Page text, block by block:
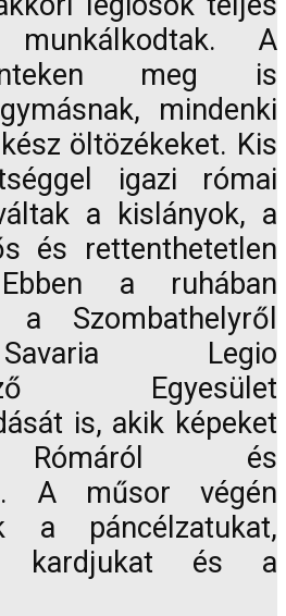
munkálkodtak. A
meg is
mindenki
öltözékeket. Kis
igazi római
a kislányok, a
és rettenthetetlen
a ruhában
Szombathelyről
Legio
Egyesület
is, akik képeket
Rómáról és
A műsor végén
a páncélzatukat,
kardjukat és a